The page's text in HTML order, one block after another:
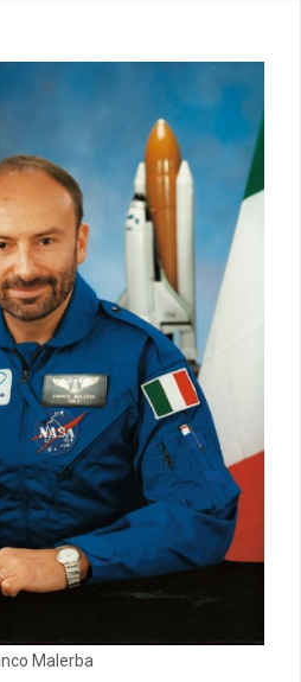
Malerba